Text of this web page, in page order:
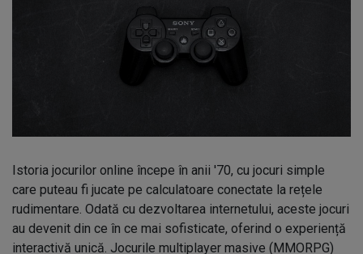
Istoria jocurilor online începe în anii '70, cu jocuri simple
care puteau fi jucate pe calculatoare conectate la rețele
rudimentare. Odată cu dezvoltarea internetului, aceste jocuri
au devenit din ce în ce mai sofisticate, oferind o experiență
interactivă unică. Jocurile multiplayer masive (MMORPG)